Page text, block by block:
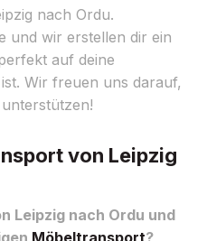
nach Ordu.
und wir erstellen dir ein
auf deine
Wir freuen uns darauf,
von Leipzig
Leipzig nach Ordu und
Möbeltransport?